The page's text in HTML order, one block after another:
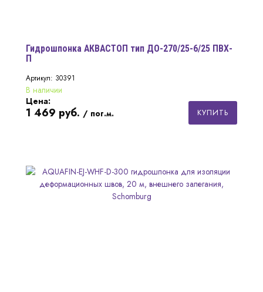
Гидрошпонка АКВАСТОП тип ДО-270/25-6/25 ПВХ-
П
Артикул: 30391
В наличии
Цена:
1 469 руб. / пог.м. КУПИТЬ